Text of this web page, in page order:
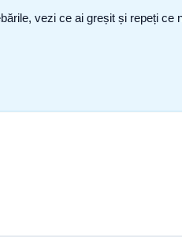
vezi ce ai greșit și repeți